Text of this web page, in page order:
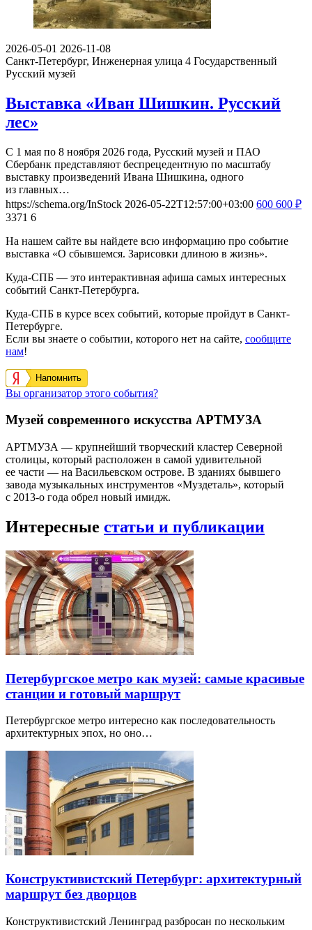
2026-05-01 2026-11-08
Санкт-Петербург, Инженерная улица 4 Государственный
Русский музей
Выставка «Иван Шишкин. Русский
лес»
С 1 мая по 8 ноября 2026 года, Русский музей и ПАО
Сбербанк представляют беспрецедентную по масштабу
выставку произведений Ивана Шишкина, одного
из главных…
https://schema.org/InStock 2026-05-22T12:57:00+03:00 600 600 ₽
3371 6
На нашем сайте вы найдете всю информацию про событие
выставка «О сбывшемся. Зарисовки длиною в жизнь».
Куда-СПБ — это интерактивная афиша самых интересных
событий Санкт-Петербурга.
Куда-СПБ в курсе всех событий, которые пройдут в Санкт-
Петербурге.
Если вы знаете о событии, которого нет на сайте, сообщите
нам!
Напомнить
Вы организатор этого события?
Музей современного искусства АРТМУЗА
АРТМУЗА — крупнейший творческий кластер Северной
столицы, который расположен в самой удивительной
ее части — на Васильевском острове. В зданиях бывшего
завода музыкальных инструментов «Муздеталь», который
с 2013-о года обрел новый имидж.
Интересные статьи и публикации
Петербургское метро как музей: самые красивые
станции и готовый маршрут
Петербургское метро интересно как последовательность
архитектурных эпох, но оно…
Конструктивистский Петербург: архитектурный
маршрут без дворцов
Конструктивистский Ленинград разбросан по нескольким